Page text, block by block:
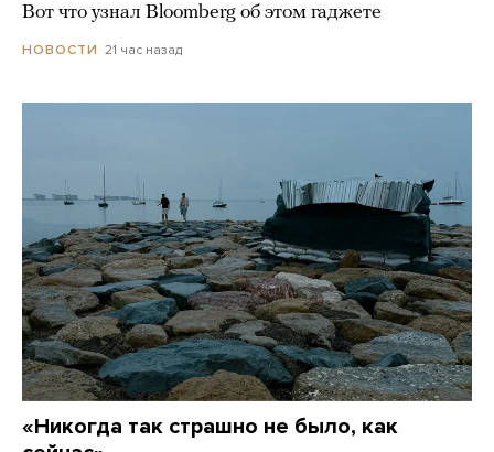
Вот что узнал Bloomberg об этом гаджете
НОВОСТИ 21 час назад
«Никогда так страшно не было, как